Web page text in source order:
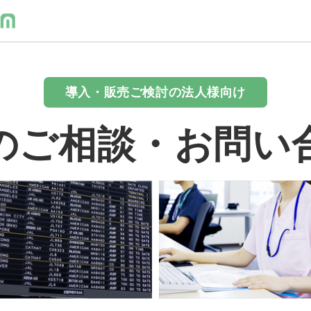
導入・販売ご検討の法人様向け
ご相談・お問い